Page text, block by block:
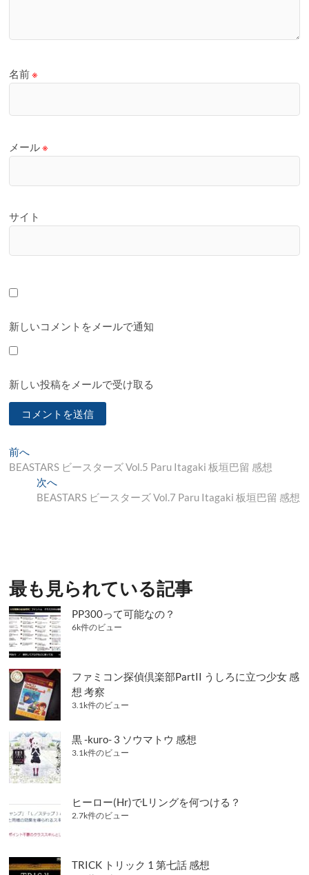
名前※
メール※
サイト
新しいコメントをメールで通知
新しい投稿をメールで受け取る
投
稿
シ
ョ
ン
前へ
去
の
投
BEASTARS ビースターズ Vol.5 Paru Itagaki 板垣巴留 感想
次へ次
の
BEASTARS ビースターズ Vol.7 Paru Itagaki 板垣巴留 感想
最も見られている記事
PP300って可能なの？
6k件のビュー
ファミコン探偵倶楽部PartII うしろに立つ少女 感
想 考察
3.1k件のビュー
黒 -kuro- 3 ソウマトウ 感想
3.1k件のビュー
ヒーロー(Hr)でLリングを何つける？
2.7k件のビュー
TRICK トリック 1 第七話 感想